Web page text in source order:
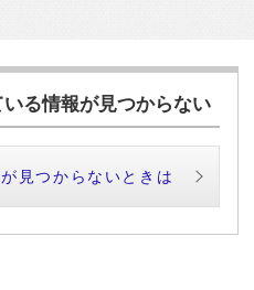
る情報が見つからない
見つからないときは